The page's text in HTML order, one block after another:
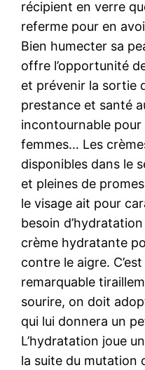
récipient en verre
referme pour en
Bien humecter sa
offre l’opportunité
et prévenir la sortie
prestance et santé
incontournable pour
femmes… Les
disponibles dans le
et pleines de
le visage ait pour
besoin
crème hydratante
contre le aigre.
remarquable
sourire, on doit
qui lui donnera un
L’hydratation joue
la suite du mutation